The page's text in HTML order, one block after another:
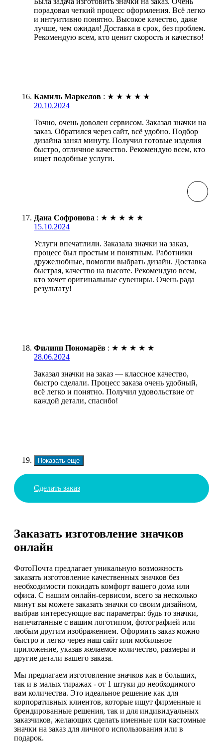
порадовал четкий процесс оформления. Всё легко
и интуитивно понятно. Высокое качество, даже
лучше, чем ожидал! Доставка в срок, без проблем.
Рекомендую всем, кто ценит скорость и качество!
Камиль Маркелов : ★ ★ ★ ★ ★
20.10.2024
Точно, очень доволен сервисом. Заказал значки на
заказ. Обратился через сайт, всё удобно. Подбор
дизайна занял минуту. Получил готовые изделия
быстро, отличное качество. Рекомендую всем, кто
ищет подобные услуги.
Дана Софронова : ★ ★ ★ ★ ★
15.10.2024
Услуги впечатлили. Заказала значки на заказ,
процесс был простым и понятным. Работники
дружелюбные, помогли выбрать дизайн. Доставка
быстрая, качество на высоте. Рекомендую всем,
кто хочет оригинальные сувениры. Очень рада
результату!
Филипп Пономарёв : ★ ★ ★ ★ ★
28.06.2024
Заказал значки на заказ — классное качество,
быстро сделали. Процесс заказа очень удобный,
всё легко и понятно. Получил удовольствие от
каждой детали, спасибо!
Показать еще
Сделать заказ
Заказать изготовление значков
онлайн
ФотоПочта предлагает уникальную возможность
заказать изготовление качественных значков без
необходимости покидать комфорт вашего дома или
офиса. С нашим онлайн-сервисом, всего за несколько
минут вы можете заказать значки со своим дизайном,
выбрав интересующие вас параметры: будь то значки,
напечатанные с вашим логотипом, фотографией или
любым другим изображением. Оформить заказ можно
быстро и легко через наш сайт или мобильное
приложение, указав желаемое количество, размеры и
другие детали вашего заказа.
Мы предлагаем изготовление значков как в больших,
так и в малых тиражах - от 1 штуки до необходимого
вам количества. Это идеальное решение как для
корпоративных клиентов, которые ищут фирменные и
брендированные решения, так и для индивидуальных
заказчиков, желающих сделать именные или кастомные
значки на заказ для личного использования или в
подарок.